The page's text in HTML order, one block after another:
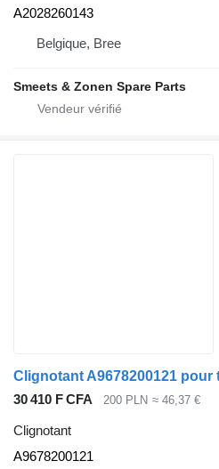
A2028260143
Belgique, Bree
Smeets & Zonen Spare Parts
30 410 F CFA 200 PLN ≈ 46,37 €
Clignotant
A9678200121